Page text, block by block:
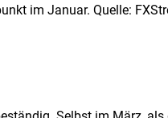
im Januar. Quelle: